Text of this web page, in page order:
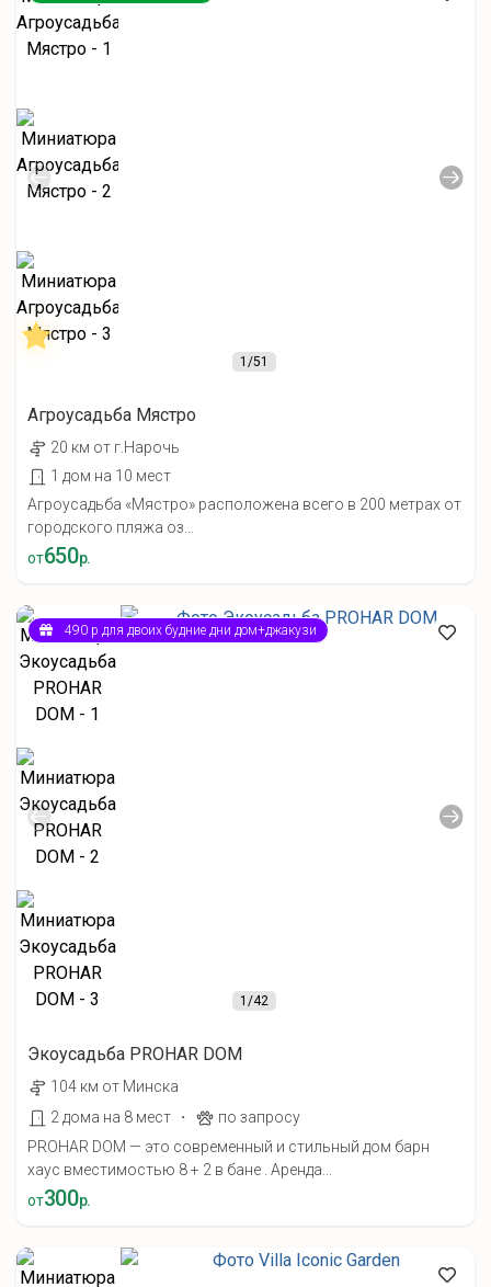
1/51
Агроусадьба Мястро
20 км от г.Нарочь
1 дом на 10 мест
Агроусадьба «Мястро» расположена всего в 200 метрах от
городского пляжа оз...
от650р.
1/42
490 р для двоих будние дни дом+джакузи
Экоусадьба PROHAR DOM
104 км от Минска
2 дома на 8 мест
·
по запросу
PROHAR DOM — это современный и стильный дом барн
хаус вместимостью 8 + 2 в бане . Аренда...
от300р.